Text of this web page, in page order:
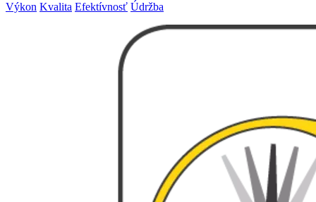
Výkon Kvalita Efektívnosť Údržba